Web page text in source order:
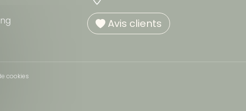
Avis clients
cookies